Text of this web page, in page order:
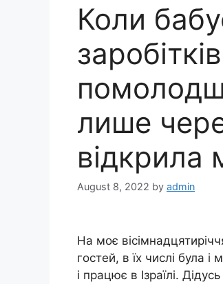
Коли
лише
відкрила
August 8, 2022 by admin
На моє
гостей, в їх числі була
і працює в Ізраїлі.